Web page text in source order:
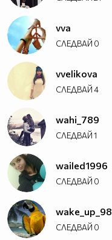
vva
СЛЕДВАЙ 0
vvelikova
СЛЕДВАЙ4
wahi_789
СЛЕДВАЙ1
wailed1996
СЛЕДВАЙ 0
wake_up_98
СЛЕДВАЙ 0